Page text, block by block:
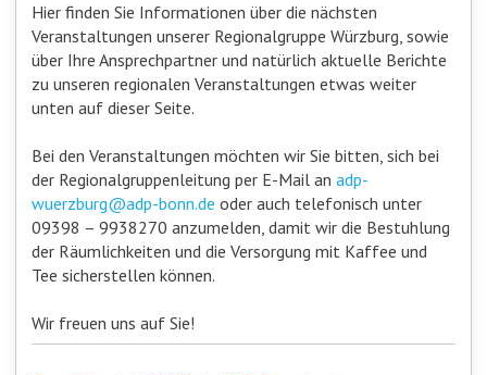
Hier finden Sie Informationen über die nächsten
Veranstaltungen unserer Regionalgruppe Würzburg, sowie
über Ihre Ansprechpartner und natürlich aktuelle Berichte
zu unseren regionalen Veranstaltungen etwas weiter
unten auf dieser Seite.
Bei den Veranstaltungen möchten wir Sie bitten, sich bei
der Regionalgruppenleitung per E-Mail an adp-
wuerzburg@adp-bonn.de oder auch telefonisch unter
09398 – 9938270 anzumelden, damit wir die Bestuhlung
der Räumlichkeiten und die Versorgung mit Kaffee und
Tee sicherstellen können.
Wir freuen uns auf Sie!